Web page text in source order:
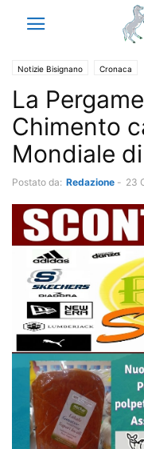
Notizie Bisignano Cronaca
La
Chimento
Mondiale
Postato da: Redazione - 23